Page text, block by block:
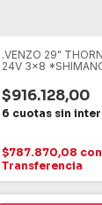
.VENZO 29" THORN
24V 3x8
$916.128,00
$787.870,08 con
Transferencia